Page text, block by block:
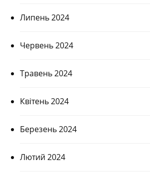
Липень 2024
Червень 2024
Травень 2024
Квітень 2024
Березень 2024
Лютий 2024